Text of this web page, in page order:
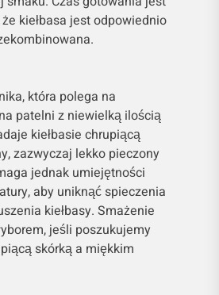
kiełbasa jest odpowiednio
która polega na
patelni z niewielką ilością
kiełbasie chrupiącą
zazwyczaj lekko pieczony
jednak umiejętności
aby uniknąć spieczenia
kiełbasy. Smażenie
jeśli poszukujemy
skórką a miękkim